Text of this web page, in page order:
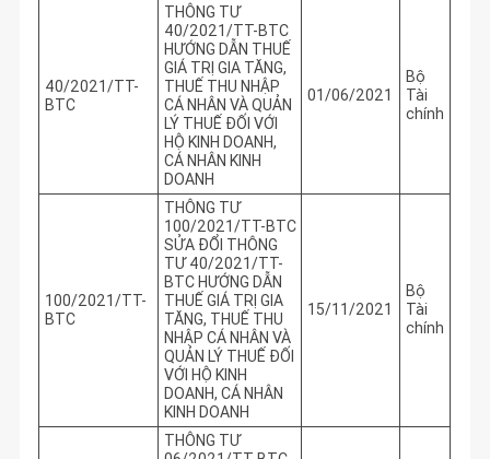
40/2021/TT-
BTC
THÔNG TƯ
40/2021/TT-BTC
HƯỚNG DẪN THUẾ
GIÁ TRỊ GIA TĂNG,
THUẾ THU NHẬP
CÁ NHÂN VÀ QUẢN
LÝ THUẾ ĐỐI VỚI
HỘ KINH DOANH,
CÁ NHÂN KINH
DOANH
01/06/2021
Bộ
Tài
chính
100/2021/TT-
BTC
THÔNG TƯ
100/2021/TT-BTC
SỬA ĐỔI THÔNG
TƯ 40/2021/TT-
BTC HƯỚNG DẪN
THUẾ GIÁ TRỊ GIA
TĂNG, THUẾ THU
NHẬP CÁ NHÂN VÀ
QUẢN LÝ THUẾ ĐỐI
VỚI HỘ KINH
DOANH, CÁ NHÂN
KINH DOANH
15/11/2021
Bộ
Tài
chính
THÔNG TƯ